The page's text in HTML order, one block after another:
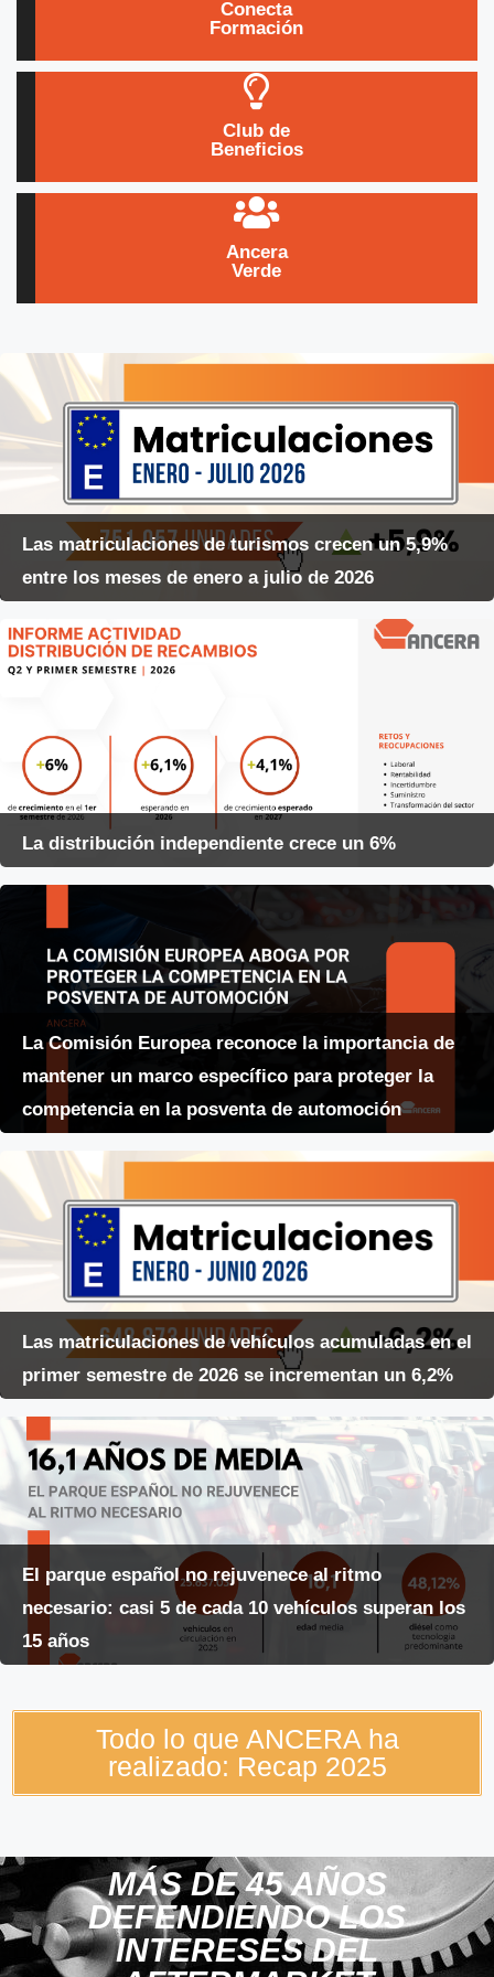
Conecta
Formación
Formación
Modalidades formativas especiales
Club de
Beneficios
Formación
Beneficios directos y exclusivos
Ver más
Ancera
Verde
Ancera Verde
Comprometidos con el medio ambiente
Ver más
Las matriculaciones de turismos crecen un 5,9%
entre los meses de enero a julio de 2026
La distribución independiente crece un 6%
La Comisión Europea reconoce la importancia de
mantener un marco específico para proteger la
competencia en la posventa de automoción
Las matriculaciones de vehículos acumuladas en el
primer semestre de 2026 se incrementan un 6,2%
El parque español no rejuvenece al ritmo
necesario: casi 5 de cada 10 vehículos superan los
15 años
Todo lo que ANCERA ha
realizado: Recap 2025
MÁS DE 45 AÑOS
DEFENDIENDO LOS
INTERESES DEL